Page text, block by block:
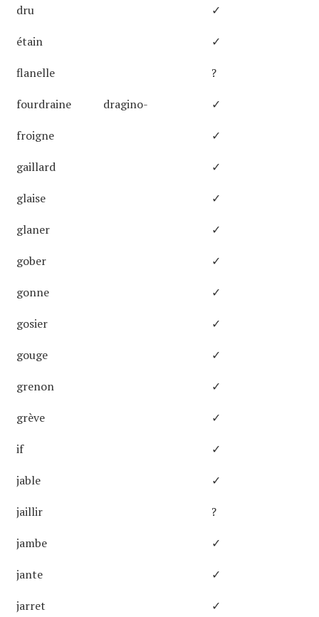
dru
✓
étain
✓
flanelle
?
fourdraine
dragino-
✓
froigne
✓
gaillard
✓
glaise
✓
glaner
✓
gober
✓
gonne
✓
gosier
✓
gouge
✓
grenon
✓
grève
✓
if
✓
jable
✓
jaillir
?
jambe
✓
jante
✓
jarret
✓